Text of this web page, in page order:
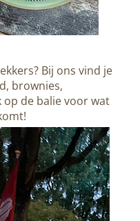
Bij ons vind je
brownies,
op de balie voor wat